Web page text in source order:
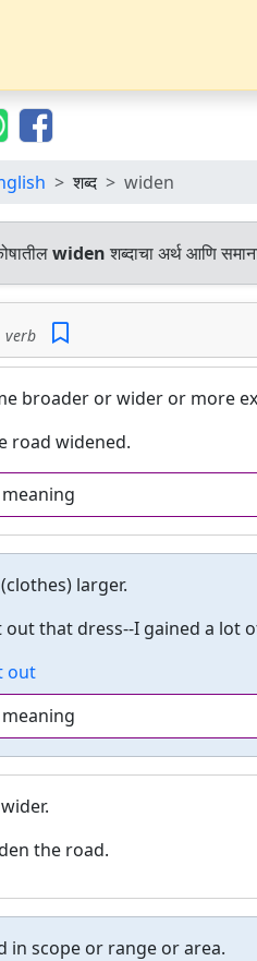
शब्द widen
widenशब्दाचा अर्थ आणि
verb
broader or wider or more
road widened.
larger.
out that dress--I gained a lot
out
the road.
in scope or range or area.